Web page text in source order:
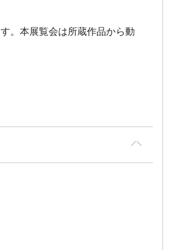
。本展覧会は所蔵作品から動